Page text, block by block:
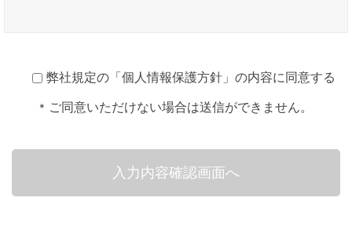
弊社規定の「個人情報保護方針 」の内容に同意する
* ご同意いただけない場合は送信ができません。